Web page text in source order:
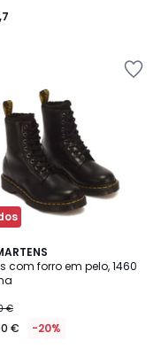
com forro em pelo, 1460
€
€ -20%